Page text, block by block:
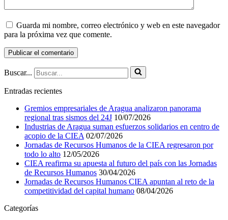
Guarda mi nombre, correo electrónico y web en este navegador
para la próxima vez que comente.
Buscar...
Entradas recientes
Gremios empresariales de Aragua analizaron panorama
regional tras sismos del 24J 10/07/2026
Industrias de Aragua suman esfuerzos solidarios en centro de
acopio de la CIEA 02/07/2026
Jornadas de Recursos Humanos de la CIEA regresaron por
todo lo alto 12/05/2026
CIEA reafirma su apuesta al futuro del país con las Jornadas
de Recursos Humanos 30/04/2026
Jornadas de Recursos Humanos CIEA apuntan al reto de la
competitividad del capital humano 08/04/2026
Categorías